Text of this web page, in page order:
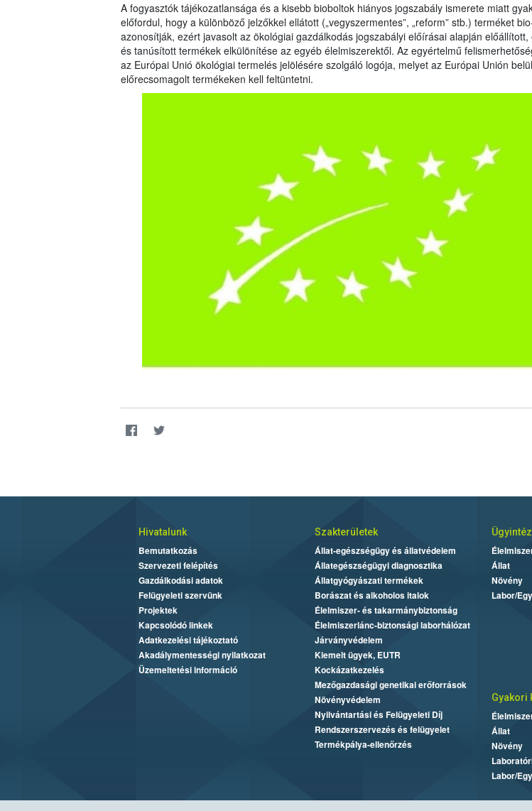
A fogyasztók tájékozatlansága és a kisebb bioboltok hiányos jogszabály ismerete miatt
előfordul, hogy a különböző jelzőkkel ellátott („vegyszermentes”, „reform” stb.) terméket
azonosítják, ezért javasolt az ökológiai gazdálkodás jogszabályi előírásai alapján előállított,
és tanúsított termékek elkülönítése az egyéb élelmiszerektől. Az egyértelmű
az Európai Unió ökológiai termelés jelölésére szolgáló logója, melyet az Európai Unión
előrecsomagolt termékeken kell feltüntetni.
Hivatalunk
Bemutatkozás
Szervezeti felépítés
Gazdálkodási adatok
Felügyeleti szervünk
Projektek
Kapcsolódó linkek
Adatkezelési tájékoztató
Akadálymentességi nyilatkozat
Üzemeltetési információ
Szakterületek
Állat-egészségügy és állatvédelem
Állategészségügyi diagnosztika
Állatgyógyászati termékek
Borászat és alkoholos italok
Élelmiszer- és takarmánybiztonság
Élelmiszerlánc-biztonsági laborhálózat
Járványvédelem
Kiemelt ügyek, EUTR
Kockázatkezelés
Mezőgazdasági genetikai erőforrások
Növényvédelem
Nyilvántartási és Felügyeleti Díj
Rendszerszervezés és felügyelet
Termékpálya-ellenőrzés
Állat
Növény
Labor/
Gyakori
Állat
Növény
Labor/